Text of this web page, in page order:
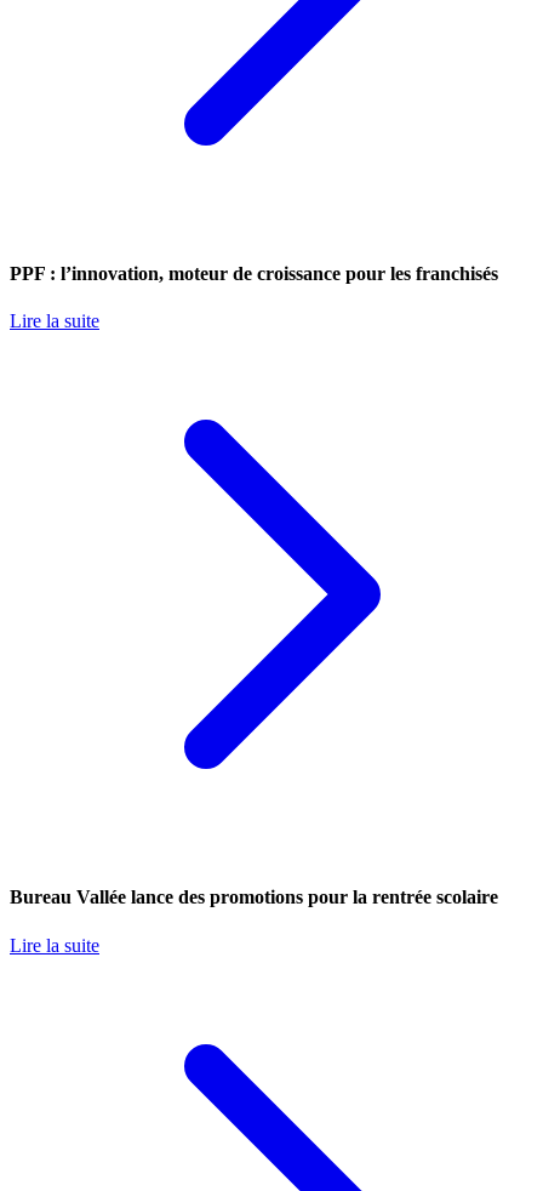
PPF : l’innovation, moteur de croissance pour les franchisés
Lire la suite
Bureau Vallée lance des promotions pour la rentrée scolaire
Lire la suite